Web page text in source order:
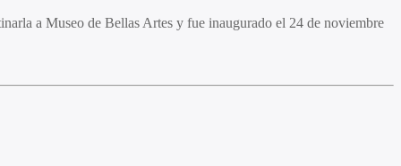
a Museo de Bellas Artes y fue inaugurado el 24 de noviembre